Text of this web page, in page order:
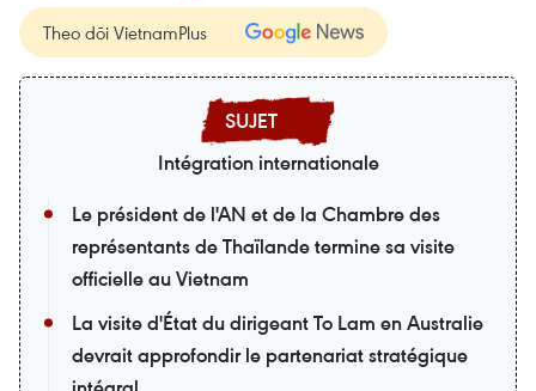
Theo dõi VietnamPlus
Intégration internationale
Le président de l'AN et de la Chambre des
représentants de Thaïlande termine sa visite
officielle au Vietnam
La visite d'État du dirigeant To Lam en Australie
devrait approfondir le partenariat stratégique